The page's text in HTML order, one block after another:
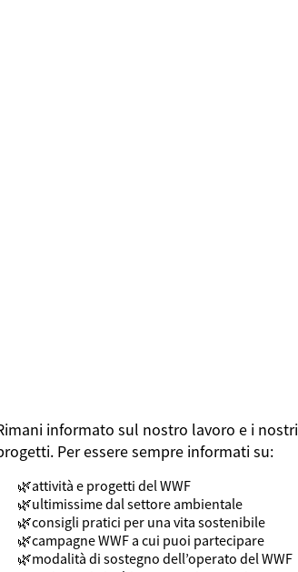
informato sul nostro lavoro e i nostri
Per essere sempre informati su:
attività e progetti del WWF
ultimissime dal settore ambientale
consigli pratici per una vita sostenibile
campagne WWF a cui puoi partecipare
modalità di sostegno dell’operato del WWF